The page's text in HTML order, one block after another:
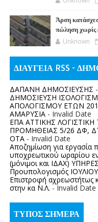
Άρση
πώληση χωρίς
Unknown
ΔΙΑΥΓΕΙΑ RSS -
ΔΑΠΑΝΗ ΔΗΜΟΣΙΕΥΣΗΣ
ΔΗΜΟΣΙΕΥΣΗ
ΑΠΟΛΟΓΙΣΜΟΥ ΕΤΩΝ
ΑΜΑΡΥΣΙΑ - Invalid Date
ΕΠΑ ΑΤΤΙΚΗΣ
ΠΡΟΜΗΘΕΙΑΣ 5/26 ΔΦ,
ΟΤΑ - Invalid Date
Αποζημίωση για
υποχρεωτικού ωραρίου
(μόνιμοι και ΙΔΑΧ)
Προυπολογισμός
Επιστροφή αχρεωστήτως
στην κα Ν.Λ. - Invalid Date
ΤΥΠΟΣ ΣΗΜΕΡΑ